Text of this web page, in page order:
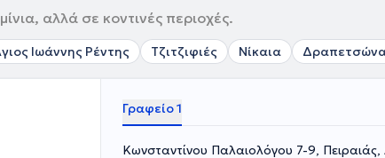
αλλά σε κοντινές περιοχές.
Ιωάννης Ρέντης Τζιτζιφιές Νίκαια
Γραφείο 1
Κωνσταντίνου Παλαιολόγου 7-9,